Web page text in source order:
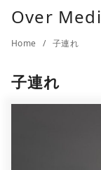
Over
Home 子連れ
子連れ